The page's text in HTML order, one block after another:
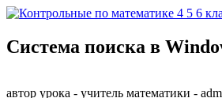
Перейти к основному содержанию
Контрольные
Система поиска в
автор урока - учитель математики -